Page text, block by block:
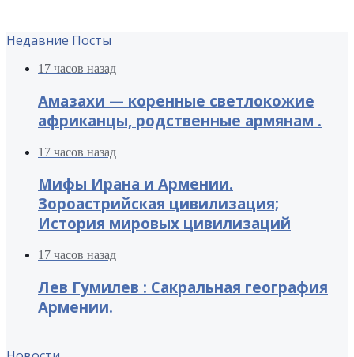
Недавние Посты
17 часов назад
Амазахи — коренные светлокожие
африканцы, родственные армянам .
17 часов назад
Мифы Ирана и Армении.
Зороастрийская цивилизация;
История мировых цивилизаций
17 часов назад
Лев Гумилев : Сакральная география
Армении.